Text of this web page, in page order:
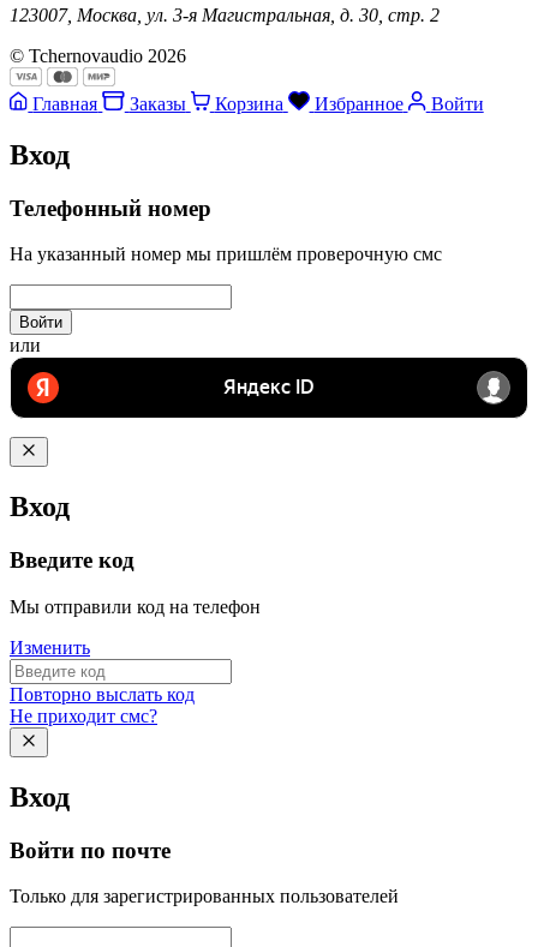
123007, Москва, ул. 3-я Магистральная, д. 30, стр. 2
© Tchernovaudio 2026
Главная Заказы Корзина Избранное Войти
Вход
Телефонный номер
На указанный номер мы пришлём проверочную смс
Войти
или
Вход
Введите код
Мы отправили код на телефон
Изменить
Повторно выслать код
Не приходит смс?
Вход
Войти по почте
Только для зарегистрированных пользователей